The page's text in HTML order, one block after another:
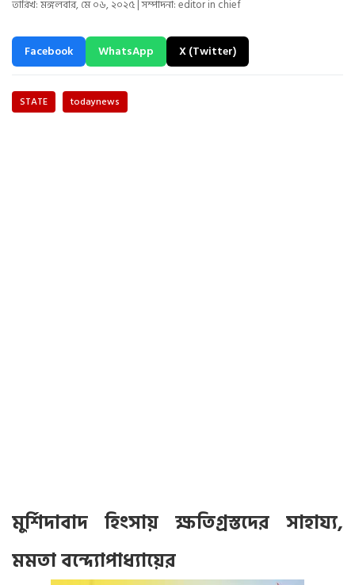
তারিখ: মঙ্গলবার, মে ০৬, ২০২৫ | সম্পাদনা: editor in chief
Facebook WhatsApp X (Twitter)
STATE todaynews
মুর্শিদাবাদ হিংসায় ক্ষতিগ্রস্তদের সাহায্য,
মমতা বন্দ্যোপাধ্যায়ের